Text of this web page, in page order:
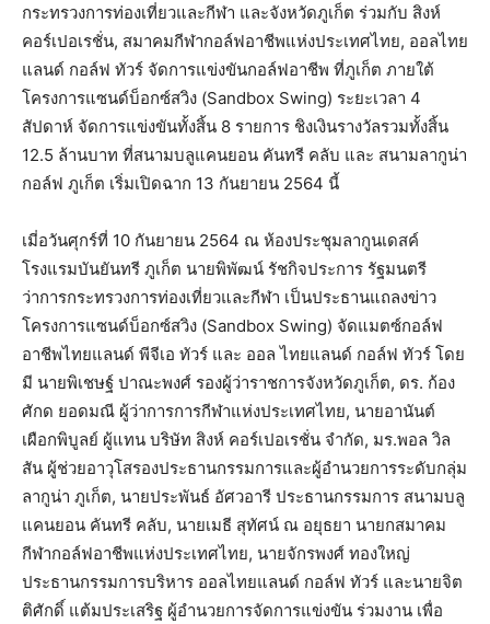
กระทรวงการท่องเที่ยวและกีฬา และจังหวัดภูเก็ต ร่วมกับ สิงห์
คอร์เปอเรชั่น, สมาคมกีฬากอล์ฟอาชีพแห่งประเทศไทย, ออลไทย
แลนด์ กอล์ฟ ทัวร์ จัดการแข่งขันกอล์ฟอาชีพ ที่ภูเก็ต ภายใต้
โครงการแซนด์บ็อกซ์สวิง (Sandbox Swing) ระยะเวลา 4
สัปดาห์ จัดการแข่งขันทั้งสิ้น 8 รายการ ชิงเงินรางวัลรวมทั้งสิ้น
12.5 ล้านบาท ที่สนามบลูแคนยอน คันทรี คลับ และ สนามลากูน่า
กอล์ฟ ภูเก็ต เริ่มเปิดฉาก 13 กันยายน 2564 นี้
เมี่อวันศุกร์ที่ 10 กันยายน 2564 ณ ห้องประชุมลากูนเดสค์
โรงแรมบันยันทรี ภูเก็ต นายพิพัฒน์ รัชกิจประการ รัฐมนตรี
ว่าการกระทรวงการท่องเที่ยวและกีฬา เป็นประธานแถลงข่าว
โครงการแซนด์บ็อกซ์สวิง (Sandbox Swing) จัดแมตซ์กอล์ฟ
อาชีพไทยแลนด์ พีจีเอ ทัวร์ และ ออล ไทยแลนด์ กอล์ฟ ทัวร์ โดย
มี นายพิเชษฐ์ ปาณะพงศ์ รองผู้ว่าราชการจังหวัดภูเก็ต, ดร. ก้อง
ศักด ยอดมณี ผู้ว่าการการกีฬาแห่งประเทศไทย, นายอานันต์
เผือกพิบูลย์ ผู้แทน บริษัท สิงห์ คอร์เปอเรชั่น จำกัด, มร.พอล วิล
สัน ผู้ช่วยอาวุโสรองประธานกรรมการและผู้อำนวยการระดับกลุ่ม
ลากูน่า ภูเก็ต, นายประพันธ์ อัศวอารี ประธานกรรมการ สนามบลู
แคนยอน คันทรี คลับ, นายเมธี สุทัศน์ ณ อยุธยา นายกสมาคม
กีฬากอล์ฟอาชีพแห่งประเทศไทย, นายจักรพงศ์ ทองใหญ่
ประธานกรรมการบริหาร ออลไทยแลนด์ กอล์ฟ ทัวร์ และนายจิต
ติศักดิ์ แต้มประเสริฐ ผู้อำนวยการจัดการแข่งขัน ร่วมงาน เพื่อ